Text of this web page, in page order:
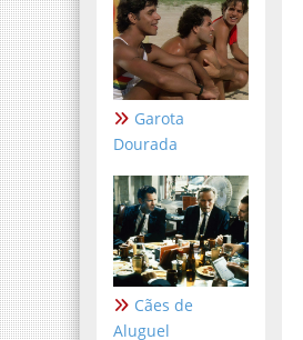
Garota
Dourada
Cães de
Aluguel